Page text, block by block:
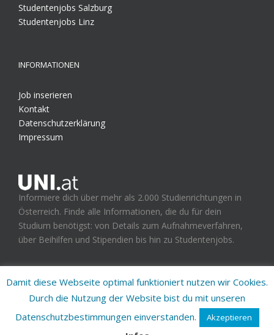
Studentenjobs Salzburg
Studentenjobs Linz
INFORMATIONEN
Job inserieren
Kontakt
Datenschutzerklärung
Impressum
Informiere dich über mehr als 2.000 Studienrichtungen in
Österreich. Finde alle Informationen, die du für dein
Studium benötigst: von Details zum Aufnahmeverfahren,
über Beihilfen und Stipendien bis hin zu Studentenjobs.
UNI.at - Studienplattform für Österreich
facebook
Damit diese Webseite optimal funktioniert nutzen wir Cookies.
Durch die Nutzung der Website bist du mit unseren
Datenschutzbestimmungen einverstanden.
Akzeptieren